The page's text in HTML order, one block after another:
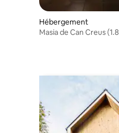
Hébergement
Masia de Can Creus